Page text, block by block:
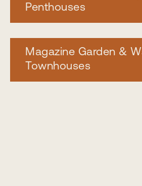
Penthouses
Magazine Garden &
Townhouses